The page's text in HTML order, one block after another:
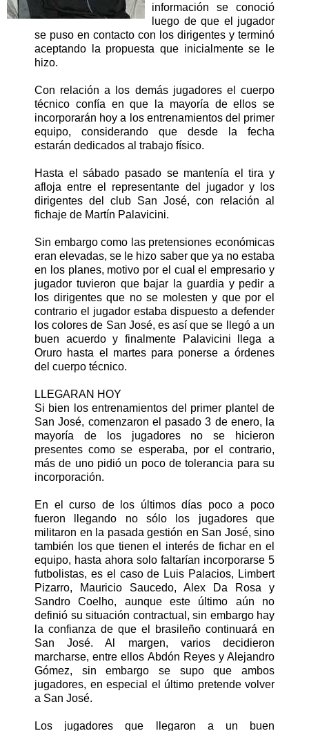
información se conoció
luego de que el jugador
se puso en contacto con los dirigentes y terminó
aceptando la propuesta que inicialmente se le
hizo.
Con relación a los demás jugadores el cuerpo
técnico confía en que la mayoría de ellos se
incorporarán hoy a los entrenamientos del primer
equipo, considerando que desde la fecha
estarán dedicados al trabajo físico.
Hasta el sábado pasado se mantenía el tira y
afloja entre el representante del jugador y los
dirigentes del club San José, con relación al
fichaje de Martín Palavicini.
Sin embargo como las pretensiones económicas
eran elevadas, se le hizo saber que ya no estaba
en los planes, motivo por el cual el empresario y
jugador tuvieron que bajar la guardia y pedir a
los dirigentes que no se molesten y que por el
contrario el jugador estaba dispuesto a defender
los colores de San José, es así que se llegó a un
buen acuerdo y finalmente Palavicini llega a
Oruro hasta el martes para ponerse a órdenes
del cuerpo técnico.
LLEGARAN HOY
Si bien los entrenamientos del primer plantel de
San José, comenzaron el pasado 3 de enero, la
mayoría de los jugadores no se hicieron
presentes como se esperaba, por el contrario,
más de uno pidió un poco de tolerancia para su
incorporación.
En el curso de los últimos días poco a poco
fueron llegando no sólo los jugadores que
militaron en la pasada gestión en San José, sino
también los que tienen el interés de fichar en el
equipo, hasta ahora solo faltarían incorporarse 5
futbolistas, es el caso de Luis Palacios, Limbert
Pizarro, Mauricio Saucedo, Alex Da Rosa y
Sandro Coelho, aunque este último aún no
definió su situación contractual, sin embargo hay
la confianza de que el brasileño continuará en
San José. Al margen, varios decidieron
marcharse, entre ellos Abdón Reyes y Alejandro
Gómez, sin embargo se supo que ambos
jugadores, en especial el último pretende volver
a San José.
Los jugadores que llegaron a un buen